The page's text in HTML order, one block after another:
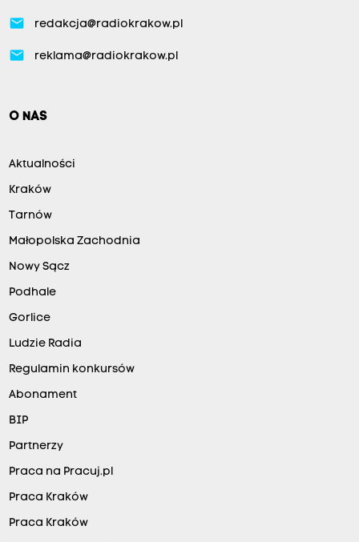
email redakcja@radiokrakow.pl
email reklama@radiokrakow.pl
O NAS
Aktualności
Kraków
Tarnów
Małopolska Zachodnia
Nowy Sącz
Podhale
Gorlice
Ludzie Radia
Regulamin konkursów
Abonament
BIP
Partnerzy
Praca na Pracuj.pl
Praca Kraków
Praca Kraków